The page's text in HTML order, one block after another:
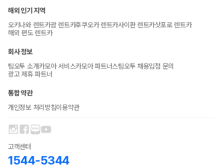
해외 인기 지역
오키나와 렌트카괌 렌트카후쿠오카 렌트카사이판 렌트카삿포로 렌트카
해외 편도 렌트카
회사 정보
팀오투 소개카모아 서비스카모아 파트너스팀오투 채용입점 문의
광고 제휴 파트너
통합 약관
개인정보 처리방침이용약관
고객센터
1544-5344